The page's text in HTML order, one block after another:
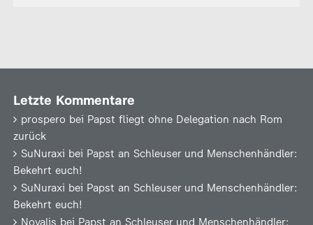
Letzte Kommentare
prospero bei Papst fliegt ohne Delegation nach Rom
zurück
SuNuraxi bei Papst an Schleuser und Menschenhändler:
Bekehrt euch!
SuNuraxi bei Papst an Schleuser und Menschenhändler:
Bekehrt euch!
Novalis bei Papst an Schleuser und Menschenhändler: